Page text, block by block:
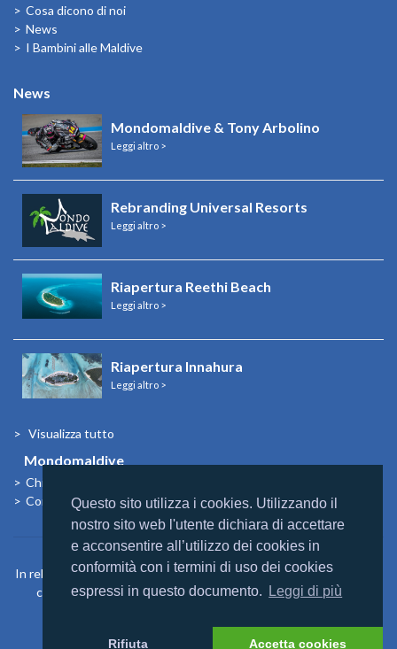
Questo sito utilizza i cookies. Utilizzando il
nostro sito web l'utente dichiara di accettare
e acconsentire all’utilizzo dei cookies in
conformità con i termini di uso dei cookies
espressi in questo documento.
Leggi di più
Rifiuta Accetta cookies
Cosa dicono di noi
News
I Bambini alle Maldive
News
Mondomaldive & Tony Arbolino
Leggi altro >
Rebranding Universal Resorts
Leggi altro >
Riapertura Reethi Beach
Leggi altro >
Riapertura Innahura
Leggi altro >
Visualizza tutto
Mondomaldive
Chi siamo
Contatti
In relazione agli aiuti di Stato e aiuti de Minimis, si rimanda a quanto
contenuto nel “Registro nazionale degli aiuti di Stato” di cui
https://www.rna.gov.it/sites/PortaleRNA/it_IT/home